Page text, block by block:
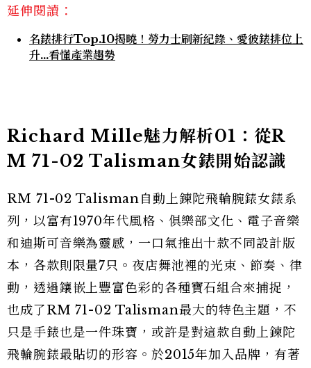
延伸閱讀：
名錶排行Top.10揭曉！勞力士刷新紀錄、愛彼錶排位上
升…看懂產業趨勢
Richard Mille魅力解析01：從R
M 71-02 Talisman女錶開始認識
RM 71-02 Talisman自動上鍊陀飛輪腕錶女錶系
列，以富有1970年代風格、俱樂部文化、電子音樂
和迪斯可音樂為靈感，一口氣推出十款不同設計版
本，各款則限量7只。夜店舞池裡的光束、節奏、律
動，透過鑲嵌上豐富色彩的各種寶石組合來捕捉，
也成了RM 71-02 Talisman最大的特色主題，不
只是手錶也是一件珠寶，或許是對這款自動上鍊陀
飛輪腕錶最貼切的形容。於2015年加入品牌，有著